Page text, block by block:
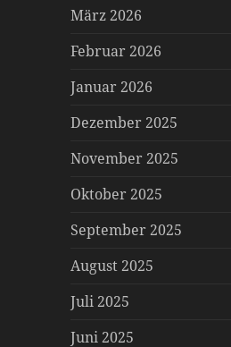
März 2026
Februar 2026
Januar 2026
Dezember 2025
November 2025
Oktober 2025
September 2025
August 2025
Juli 2025
Juni 2025